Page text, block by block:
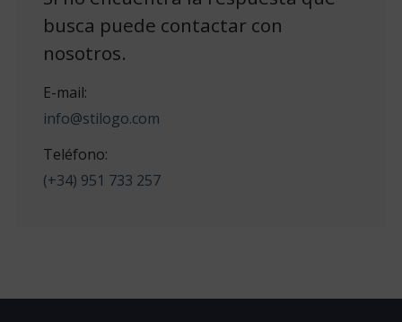
busca puede contactar con
nosotros.
E-mail:
info@stilogo.com
Teléfono:
(+34) 951 733 257